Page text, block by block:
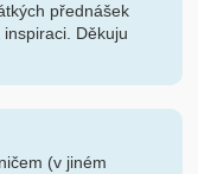
přednášek
Děkuju
(v jiném